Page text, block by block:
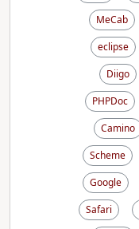
MeCab
eclipse
Diigo
PHPDoc
Camino
Scheme
Google
Safari